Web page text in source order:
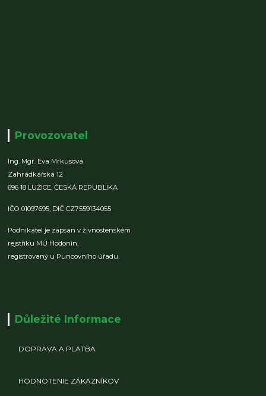
Provozovatel
Ing. Mgr. Eva Mrkusová
Zahrádkářská 12
696 18 LUŽICE,ČESKÁ REPUBLIKA
IČO 01097695, DIČ CZ7559134055
Podnikatel je zapsán v živnostenském
rejstříku MÚ Hodonín,
registrovaný u Puncovního úřadu.
Důležité Informace
DOPRAVA A PLATBA
HODNOTENIE ZÁKAZNÍKOV